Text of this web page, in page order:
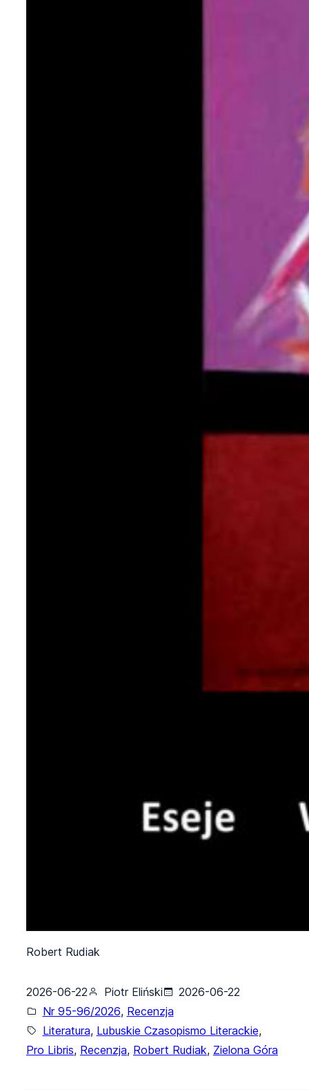
Robert Rudiak
2026-06-22 Piotr Eliński
2026-06-22
Nr 95-96/2026, Recenzja
Literatura, Lubuskie Czasopismo Literackie,
Pro Libris, Recenzja, Robert Rudiak, Zielona Góra